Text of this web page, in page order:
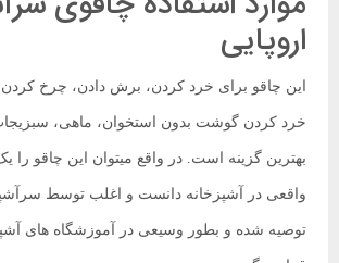
اروپایی
این چاقو برای خرد کردن، برش دادن، چرخ
خرد کردن گوشت بدون استخوان، ماهی،
بهترین گزینه است. در واقع میتوان این چاقو را
واقعی در آشپزخانه دانست و اغلب توسط
توصیه شده و بطور وسیعی در آموزشگاه های